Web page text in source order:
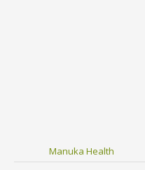
Manuka Health